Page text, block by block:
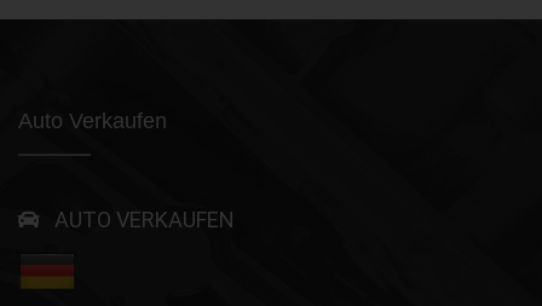
Auto Verkaufen
AUTO VERKAUFEN